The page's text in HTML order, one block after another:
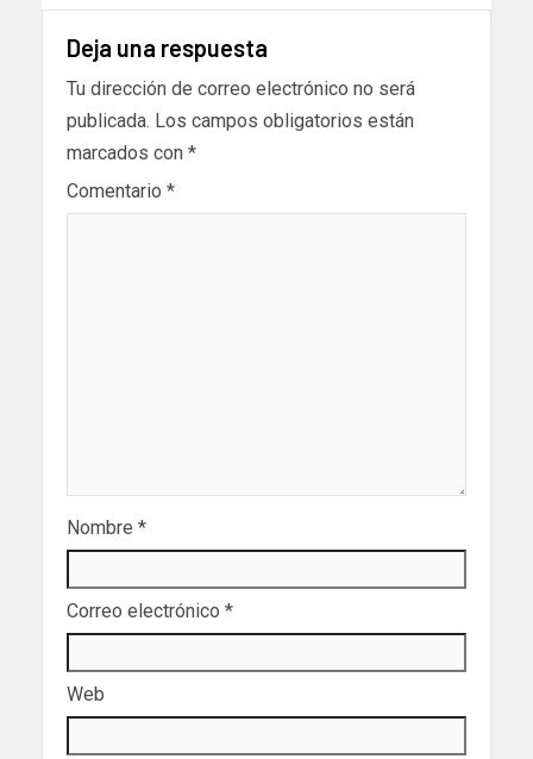
Deja una respuesta
Tu dirección de correo electrónico no será
publicada. Los campos obligatorios están
marcados con *
Comentario *
Nombre *
Correo electrónico *
Web